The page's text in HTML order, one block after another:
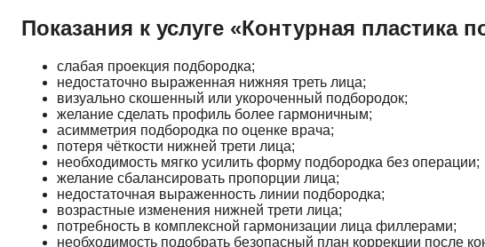
Показания к услуге «Контурная пластика
слабая проекция подбородка;
недостаточно выраженная нижняя треть лица;
визуально скошенный или укороченный подбородок;
желание сделать профиль более гармоничным;
асимметрия подбородка по оценке врача;
потеря чёткости нижней трети лица;
необходимость мягко усилить форму подбородка без операции;
желание сбалансировать пропорции лица;
недостаточная выраженность линии подбородка;
возрастные изменения нижней трети лица;
потребность в комплексной гармонизации лица филлерами;
необходимость подобрать безопасный план коррекции после